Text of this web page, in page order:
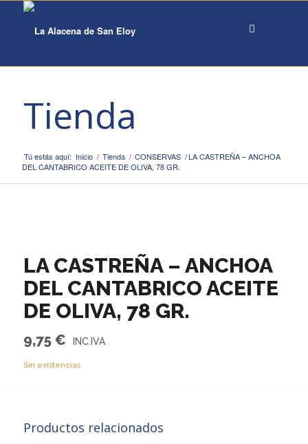
Tienda
Tú estás aquí: Inicio / Tienda / CONSERVAS /LA CASTREÑA – ANCHOA
DEL CANTABRICO ACEITE DE OLIVA, 78 GR.
LA CASTREÑA – ANCHOA
DEL CANTABRICO ACEITE
DE OLIVA, 78 GR.
9,75 €
Sin existencias
Productos relacionados